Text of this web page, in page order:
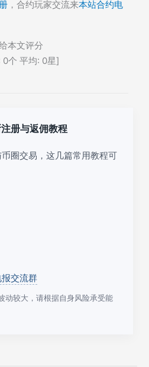
，合约玩家交流来本站合约电
本文评分
0个 平均: 0星]
册与返佣教程
圈交易，这几篇常用教程可
交流群
动较大，请根据自身风险承受能